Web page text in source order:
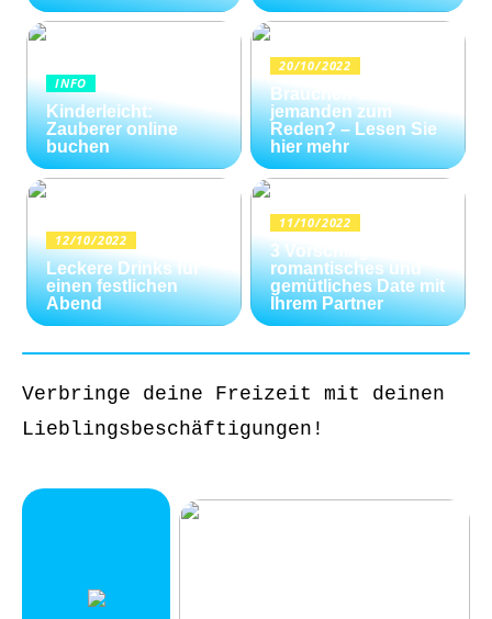
INFO
Kinderleicht:
Zauberer online
buchen
20/10/2022
Brauchen Sie
jemanden zum
Reden? – Lesen Sie
hier mehr
12/10/2022
Leckere Drinks für
einen festlichen
Abend
11/10/2022
3 Vorschläge für ein
romantisches und
gemütliches Date mit
Ihrem Partner
Verbringe deine Freizeit mit deinen
Lieblingsbeschäftigungen!